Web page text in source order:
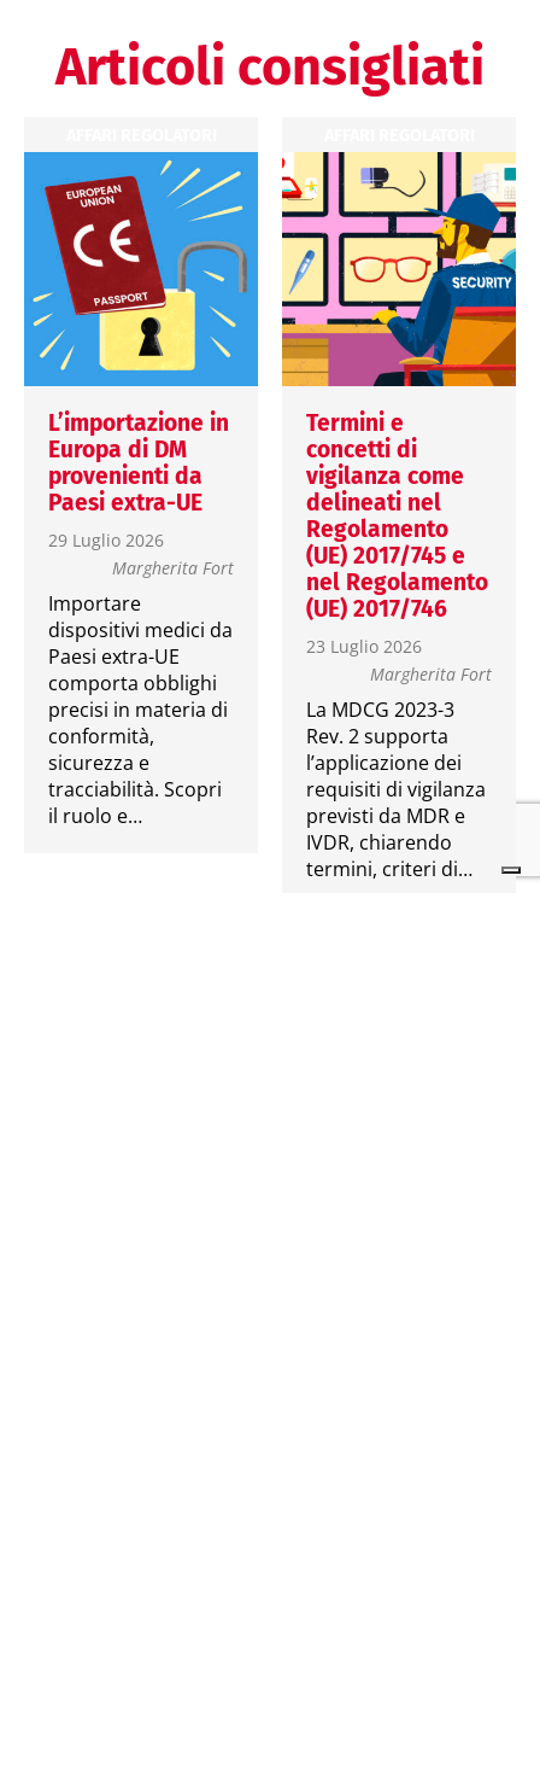
Articoli consigliati
L’importazione in
Europa di DM
provenienti da
Paesi extra-UE
29 Luglio 2026
Margherita Fort
Importare
dispositivi medici da
Paesi extra-UE
comporta obblighi
precisi in materia di
conformità,
sicurezza e
tracciabilità. Scopri
il ruolo e…
Termini e
concetti di
vigilanza come
delineati nel
Regolamento
(UE) 2017/745 e
nel Regolamento
(UE) 2017/746
23 Luglio 2026
Margherita Fort
La MDCG 2023-3
Rev. 2 supporta
l’applicazione dei
requisiti di vigilanza
previsti da MDR e
IVDR, chiarendo
termini, criteri di…